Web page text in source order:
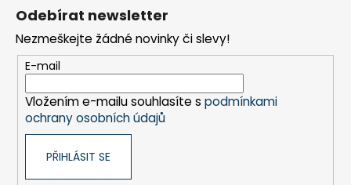
Odebírat newsletter
Nezmeškejte žádné novinky či slevy!
E-mail
Vložením e-mailu souhlasíte s podmínkami
ochrany osobních údajů
PŘIHLÁSIT SE